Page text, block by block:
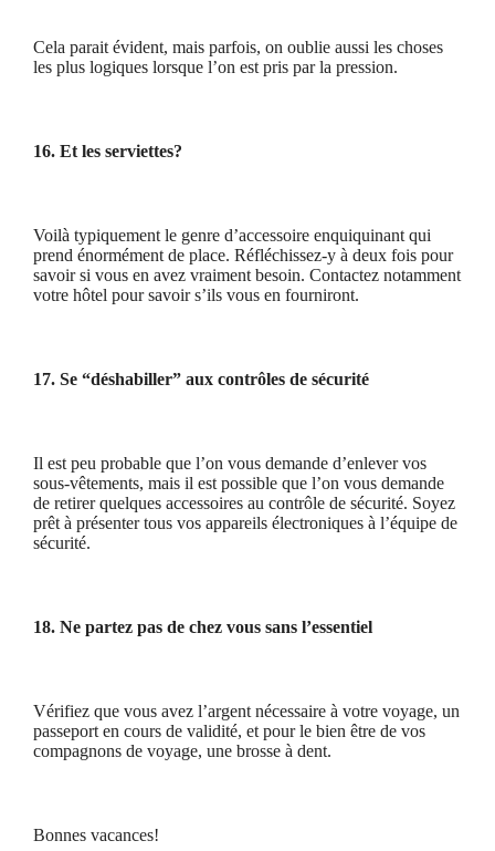
Cela parait évident, mais parfois, on oublie aussi les choses
les plus logiques lorsque l’on est pris par la pression.
16. Et les serviettes?
Voilà typiquement le genre d’accessoire enquiquinant qui
prend énormément de place. Réfléchissez-y à deux fois pour
savoir si vous en avez vraiment besoin. Contactez notamment
votre hôtel pour savoir s’ils vous en fourniront.
17. Se “déshabiller” aux contrôles de sécurité
Il est peu probable que l’on vous demande d’enlever vos
sous-vêtements, mais il est possible que l’on vous demande
de retirer quelques accessoires au contrôle de sécurité. Soyez
prêt à présenter tous vos appareils électroniques à l’équipe de
sécurité.
18. Ne partez pas de chez vous sans l’essentiel
Vérifiez que vous avez l’argent nécessaire à votre voyage, un
passeport en cours de validité, et pour le bien être de vos
compagnons de voyage, une brosse à dent.
Bonnes vacances!